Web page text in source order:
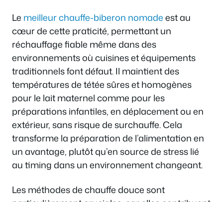
Le meilleur chauffe-biberon nomadeest au
cœur de cette praticité, permettant un
réchauffage fiable même dans des
environnements où cuisines et équipements
traditionnels font défaut. Il maintient des
températures de tétée sûres et homogènes
pour le lait maternel comme pour les
préparations infantiles, en déplacement ou en
extérieur, sans risque de surchauffe. Cela
transforme la préparation de l’alimentation en
un avantage, plutôt qu’en source de stress lié
au timing dans un environnement changeant.
Les méthodes de chauffe douce sont